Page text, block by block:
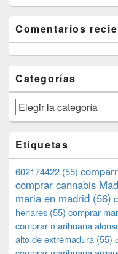
Comentarios
Categorías
Categorías
Etiquetas
602174422 (55)
comprar cannabis
maria en madrid (56)
henares (55) comprar
comprar marihuana
alto de extremadura (55)